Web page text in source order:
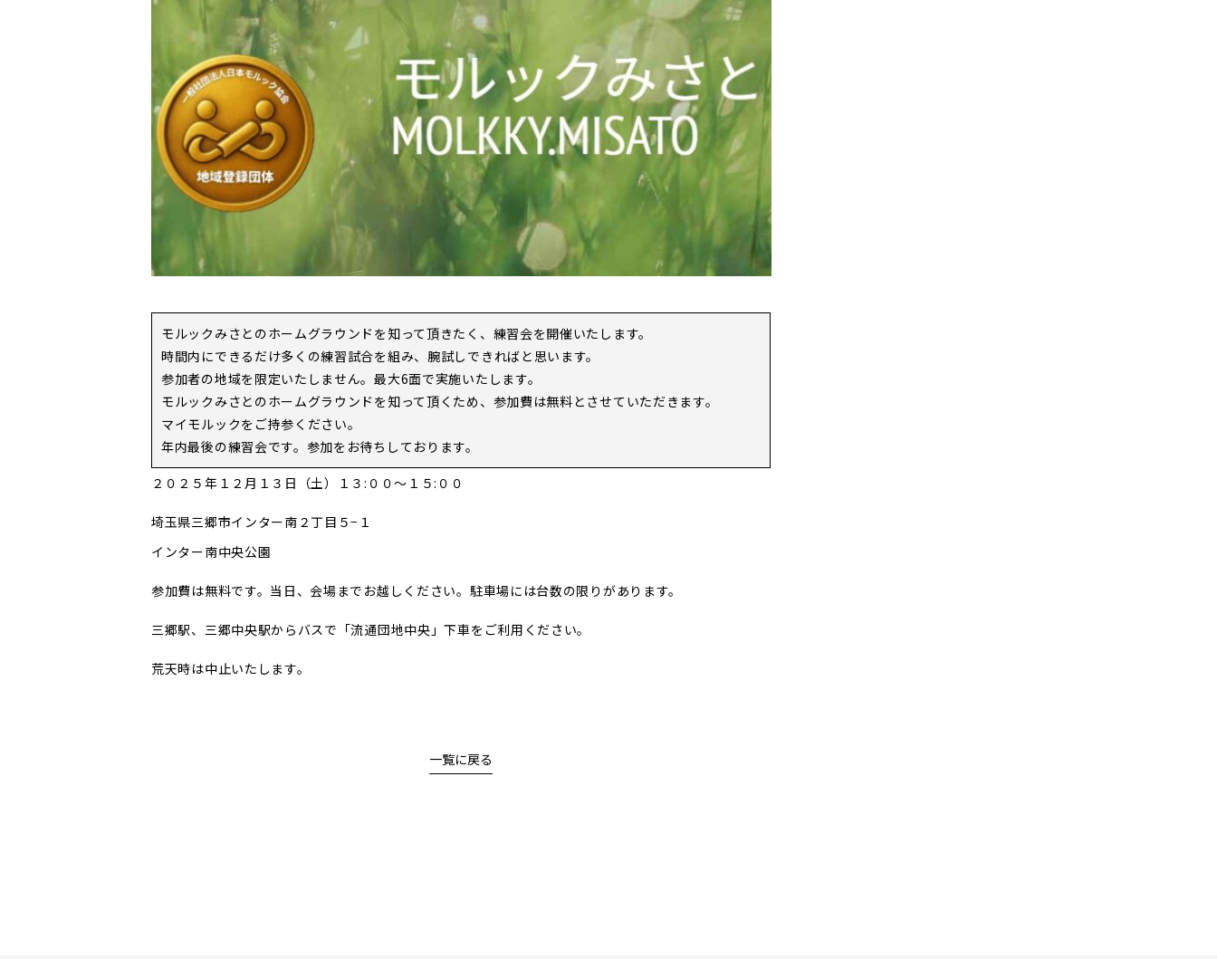
モルックみさとのホームグラウンドを知って頂きたく、練習会を開催いたします。
時間内にできるだけ多くの練習試合を組み、腕試しできればと思います。
参加者の地域を限定いたしません。最大6面で実施いたします。
モルックみさとのホームグラウンドを知って頂くため、参加費は無料とさせていただきます。
マイモルックをご持参ください。
年内最後の練習会です。参加をお待ちしております。
２０２５年１２月１３日（土）１３:００～１５:００
埼玉県三郷市インター南２丁目５−１
インター南中央公園
参加費は無料です。当日、会場までお越しください。駐車場には台数の限りがあります。
三郷駅、三郷中央駅からバスで「流通団地中央」下車をご利用ください。
荒天時は中止いたします。
一覧に戻る